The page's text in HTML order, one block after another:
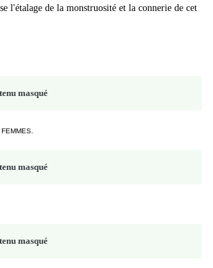
l'étalage de la monstruosité et la connerie de cet
masqué
masqué
masqué